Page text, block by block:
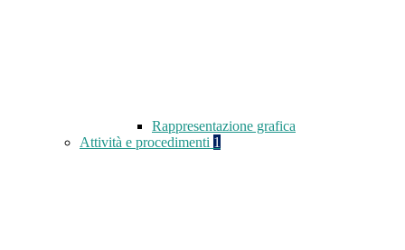
Rappresentazione grafica
Attività e procedimenti 1